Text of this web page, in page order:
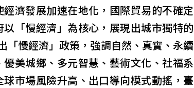
濟發展加速在地化，國際貿易的不確定
「慢經濟」為核心，展現出城市獨特的
「慢經濟」政策，強調自然、真實、永續
美城鄉、多元智慧、藝術文化、社福系
市場風險升高、出口導向模式動搖，臺